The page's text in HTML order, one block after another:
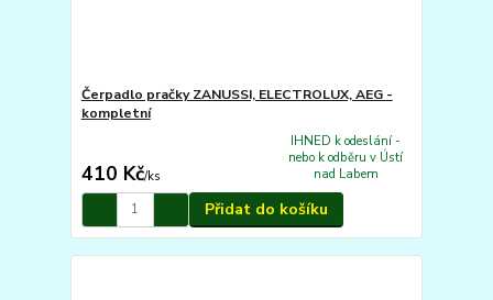
Čerpadlo pračky ZANUSSI, ELECTROLUX, AEG -
kompletní
410 Kč/ks
IHNED k odeslání -
nebo k odběru v Ústí
nad Labem
Přidat do košíku